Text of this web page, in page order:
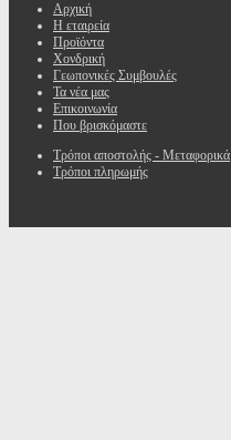
Αρχική
Η εταιρεία
Προϊόντα
Χονδρική
Γεωπονικές Συμβουλές
Τα νέα μας
Επικοινωνία
Που βρισκόμαστε
Τρόποι αποστολής - Μεταφορικά
Τρόποι πληρωμής